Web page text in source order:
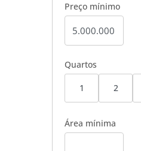
Preço mínimo
Quartos
1 2
Área mínima